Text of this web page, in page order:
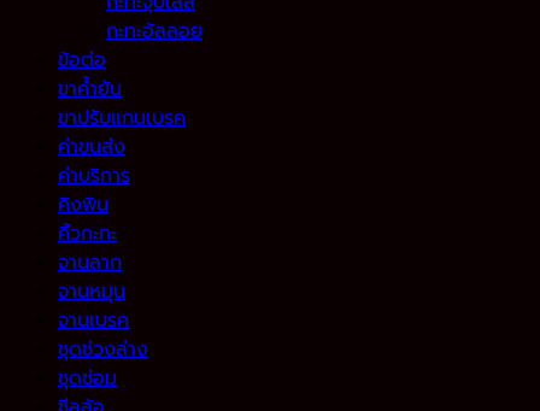
กะทะอัลลอย
ข้อต่อ
ขาค้ำยัน
ขาปรับแกนเบรค
ค่าขนส่ง
ค่าบริการ
คิงพิน
คิ้วกะทะ
จานลาก
จานหมุน
จานเบรค
ชุดช่วงล่าง
ชุดซ่อม